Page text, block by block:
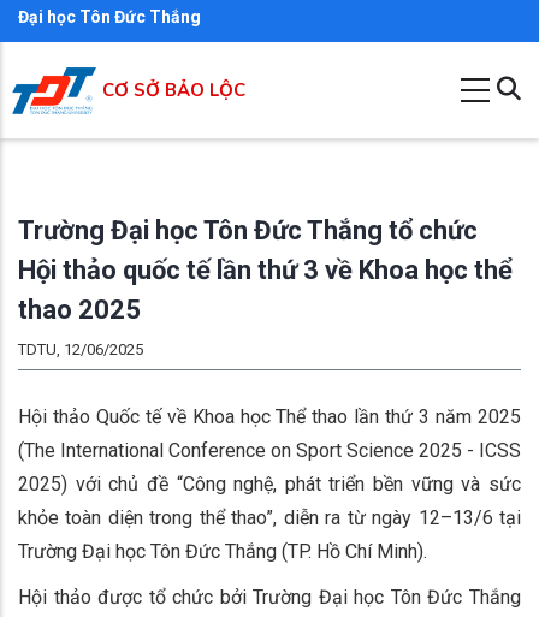
Nhảy
đến
nội
dung
Đại học Tôn Đức Thắng
CƠ SỞ BẢO LỘC
Trường Đại học Tôn Đức Thắng tổ chức
Hội thảo quốc tế lần thứ 3 về Khoa học thể
thao 2025
TDTU, 12/06/2025
Hội thảo Quốc tế về Khoa học Thể thao lần thứ 3 năm 2025
(The International Conference on Sport Science 2025 - ICSS
2025) với chủ đề “Công nghệ, phát triển bền vững và sức
khỏe toàn diện trong thể thao”, diễn ra từ ngày 12–13/6 tại
Trường Đại học Tôn Đức Thắng (TP. Hồ Chí Minh).
Hội thảo được tổ chức bởi Trường Đại học Tôn Đức Thắng